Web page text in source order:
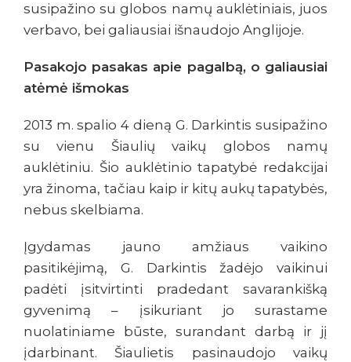
susipažino su globos namų auklėtiniais, juos
verbavo, bei galiausiai išnaudojo Anglijoje.
Pasakojo pasakas apie pagalbą, o galiausiai
atėmė išmokas
2013 m. spalio 4 dieną G. Darkintis susipažino
su vienu Šiaulių vaikų globos namų
auklėtiniu. Šio auklėtinio tapatybė redakcijai
yra žinoma, tačiau kaip ir kitų aukų tapatybės,
nebus skelbiama.
Įgydamas jauno amžiaus vaikino
pasitikėjimą, G. Darkintis žadėjo vaikinui
padėti įsitvirtinti pradedant savarankišką
gyvenimą – įsikuriant jo surastame
nuolatiniame būste, surandant darbą ir jį
įdarbinant. Šiaulietis pasinaudojo vaikų